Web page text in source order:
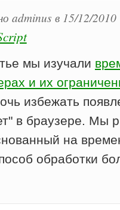
adminus в 15/12/
мы изучали
и их
избежать
в браузере. Мы
на
обработки